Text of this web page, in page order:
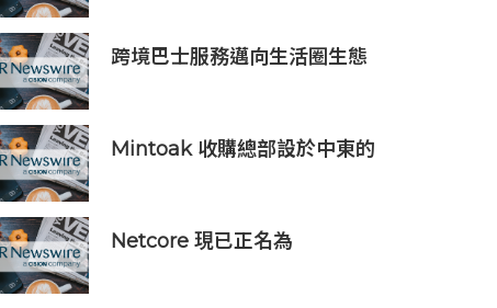
跨境巴士服務邁向生活圈生態
Mintoak 收購總部設於中東的
Netcore 現已正名為